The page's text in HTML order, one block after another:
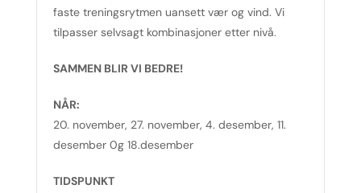
faste treningsrytmen uansett vær og vind. Vi
tilpasser selvsagt kombinasjoner etter nivå.
SAMMEN BLIR VI BEDRE!
NÅR:
20. november, 27. november, 4. desember, 11.
desember 0g 18.desember
TIDSPUNKT